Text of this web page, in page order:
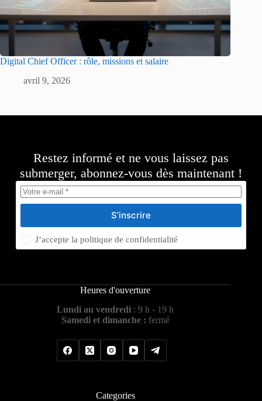
Digital Chief Officer : rôle, missions et salaire
avril 9, 2026
Restez informé et ne vous laissez pas
submerger, abonnez-vous dès maintenant !
S’inscrire
J’accepte lapolitique de confidentialité
Heures d'ouverture
Lundi au vendredi : 9 h - 19 h
Samedi et dimanche : fermé
Categories